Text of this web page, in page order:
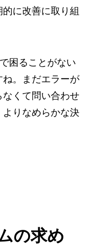
に改善に取り組
困ることがない
。まだエラーが
くて問い合わせ
りなめらかな決
の求め